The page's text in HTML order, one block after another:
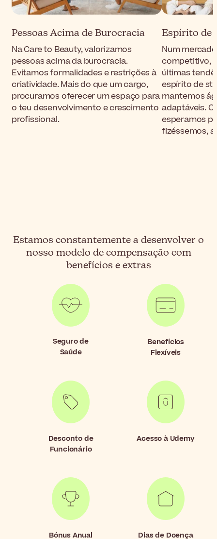
Pessoas Acima de Burocracia
Na Care to Beauty, valorizamos
pessoas acima da burocracia.
Evitamos formalidades e restrições à
criatividade. Mais do que um cargo,
procuramos oferecer um espaço para
o teu desenvolvimento e crescimento
profissional.
Espírito de
Num
competitivo,
últimas
espírito de
mantemos
adaptáveis.
esperamos
fizéssemos,
Estamos constantemente a desenvolver o
nosso modelo de compensação com
benefícios e extras
Seguro de
Saúde
Benefícios
Flexíveis
Desconto de
Funcionário
Acesso à Udemy
Bónus Anual Dias de Doença